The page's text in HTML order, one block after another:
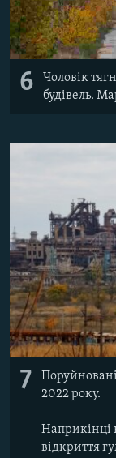
6
Чоловік
будівель.
7
2022 року.
Наприкінці
відкриття